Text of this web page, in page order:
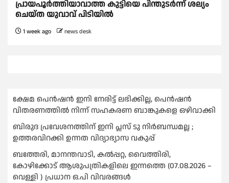
പ്രായപൂർത്തിയാവാത്ത കുട്ടിയെ പിന്തുടർന്ന് ശല്യം
ചെയ്ത യുവാവ് പിടിയിൽ
1 week ago news desk
ക്ഷേമ പെൻഷൻ ഇനി നേരിട്ട് ലഭിക്കില്ല, പെൻഷൻ
വിതരണത്തില്‍ നിന്ന് സഹകരണ ബാങ്കുകളെ ഒഴിവാക്കി
ബിരുദ പ്രവേശനത്തിന് ഇനി പ്ലസ് ടു നിര്‍ബന്ധമല്ല ;
ഉത്തരവിറക്കി ഉന്നത വിദ്യാഭ്യാസ വകുപ്പ്
ബത്തേരി, മാനന്തവാടി, കൽപ്പറ്റ, വൈത്തിരി,
കോഴിക്കോട് ആശുപത്രികളിലെ ഇന്നത്തെ (07.08.2026 –
വെള്ളി ) പ്രധാന ഒ.പി വിവരങ്ങൾ